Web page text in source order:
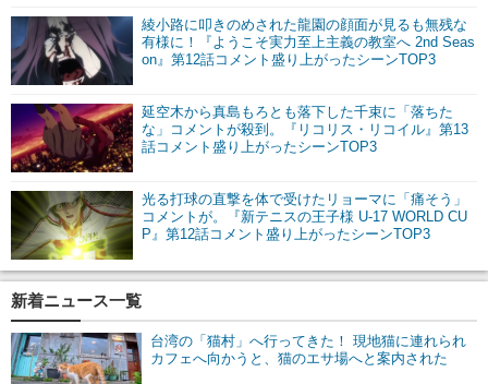
綾小路に叩きのめされた龍園の顔面が見るも無残な
有様に！『ようこそ実力至上主義の教室へ 2nd Seas
on』第12話コメント盛り上がったシーンTOP3
延空木から真島もろとも落下した千束に「落ちた
な」コメントが殺到。『リコリス・リコイル』第13
話コメント盛り上がったシーンTOP3
光る打球の直撃を体で受けたリョーマに「痛そう」
コメントが。『新テニスの王子様 U-17 WORLD CU
P』第12話コメント盛り上がったシーンTOP3
新着ニュース一覧
台湾の「猫村」へ行ってきた！ 現地猫に連れられ
カフェへ向かうと、猫のエサ場へと案内された